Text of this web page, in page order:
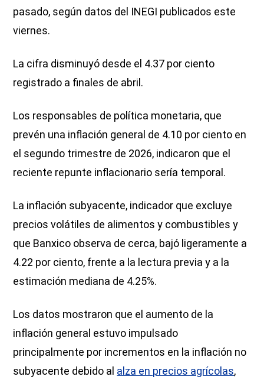
pasado, según datos del INEGI publicados este
viernes.
La cifra disminuyó desde el 4.37 por ciento
registrado a finales de abril.
Los responsables de política monetaria, que
prevén una inflación general de 4.10 por ciento en
el segundo trimestre de 2026, indicaron que el
reciente repunte inflacionario sería temporal.
La inflación subyacente, indicador que excluye
precios volátiles de alimentos y combustibles y
que Banxico observa de cerca, bajó ligeramente a
4.22 por ciento, frente a la lectura previa y a la
estimación mediana de 4.25%.
Los datos mostraron que el aumento de la
inflación general estuvo impulsado
principalmente por incrementos en la inflación no
subyacente debido al alza en precios agrícolas,